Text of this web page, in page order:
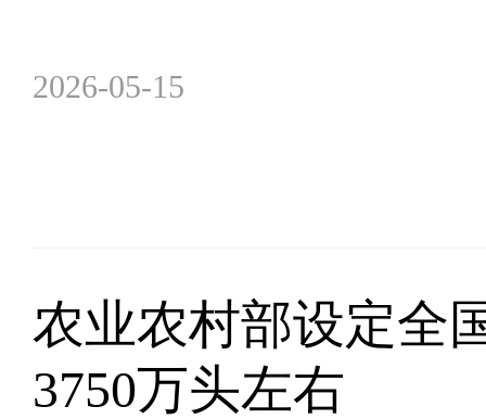
2026-05-15
农业农村部设定全
3750万头左右